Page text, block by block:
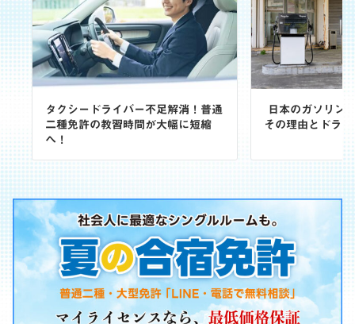
タクシードライバー不足解消！普通
二種免許の教習時間が大幅に短縮
へ！
日本のガソリン
その理由とドラ